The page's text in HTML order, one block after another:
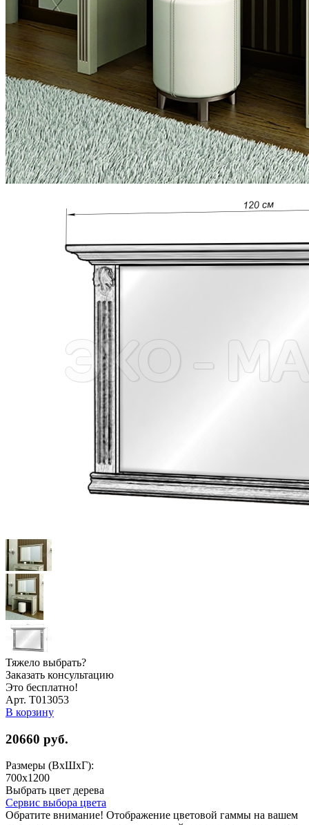
Тяжело выбрать?
Заказать консультацию
Это бесплатно!
Арт. Т013053
В корзину
20660 руб.
Размеры (ВхШхГ):
700x1200
Выбрать цвет дерева
Сервис выбора цвета
Обратите внимание! Отображение цветовой гаммы на вашем